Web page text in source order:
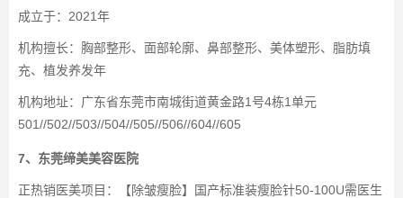
成立于：2021年
机构擅长：胸部整形、面部轮廓、鼻部整形、美体塑形、脂肪填
充、植发养发年
机构地址：广东省东莞市南城街道黄金路1号4栋1单元
501//502//503//504//505//506//604//605
7、东莞缔美美容医院
正热销医美项目：【除皱瘦脸】国产标准装瘦脸针50-100U需医生